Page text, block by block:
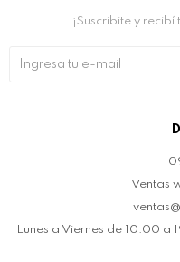
Ventas
Lunes a Viernes de 10:00
¡Suscribite y